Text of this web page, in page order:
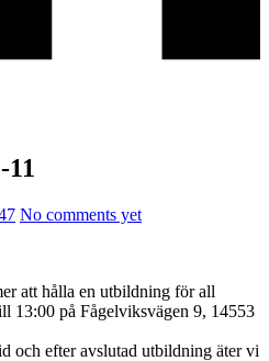
No comments yet
att hålla en utbildning för all
13:00 på Fågelviksvägen 9, 14553
och efter avslutad utbildning äter vi